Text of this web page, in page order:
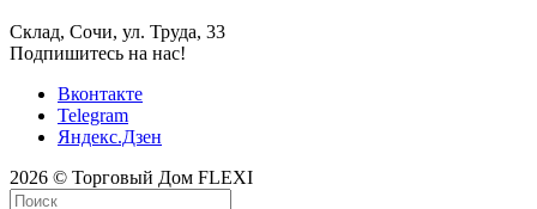
Склад, Сочи, ул. Труда, 33
Подпишитесь на нас!
Вконтакте
Telegram
Яндекс.Дзен
2026 © Торговый Дом FLEXI